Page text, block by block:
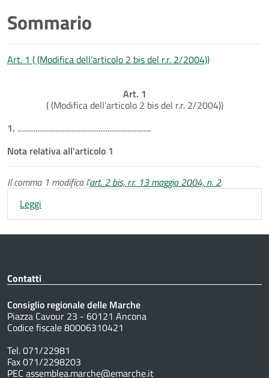
Sommario
Art. 1 ( (Modifica dell’articolo 2 bis del r.r. 2/2004))
Art. 1
( (Modifica dell’articolo 2 bis del r.r. 2/2004))
1. ..........................................................................
Nota relativa all'articolo 1
Il comma 1 modifica l'art. 2 bis, r.r. 13 maggio 2004, n. 2.
Leggi
Contatti
Consiglio regionale delle Marche
Piazza Cavour 23 - 60121 Ancona
Codice fiscale 80006310421
Tel. 071/22981
Fax 071/2298203
PEC assemblea.marche@emarche.it